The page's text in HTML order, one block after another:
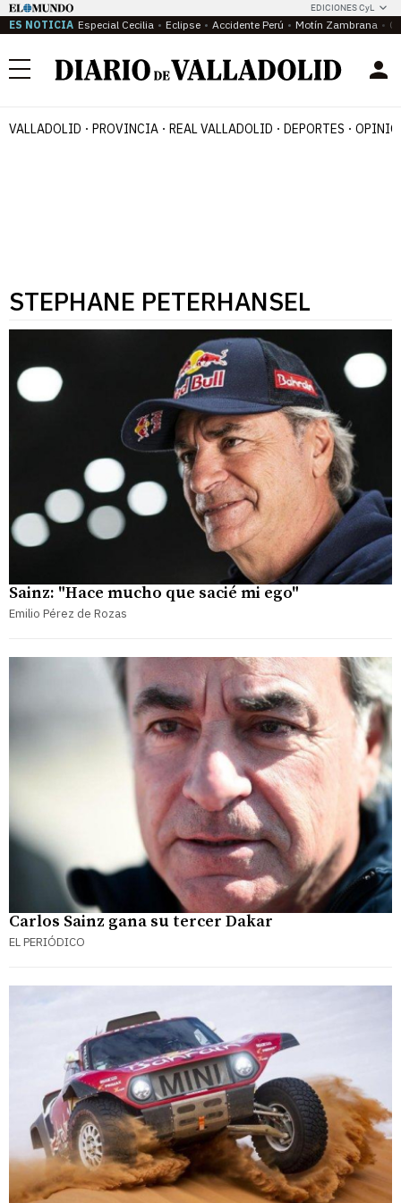
EDICIONES CyL
ES NOTICIA Especial Cecilia Eclipse Accidente Perú Motín Zambrana
Menú
VALLADOLID PROVINCIA REAL VALLADOLID DEPORTES
STEPHANE PETERHANSEL
Sainz: "Hace mucho que sacié mi ego"
Emilio Pérez de Rozas
Carlos Sainz gana su tercer Dakar
EL PERIÓDICO